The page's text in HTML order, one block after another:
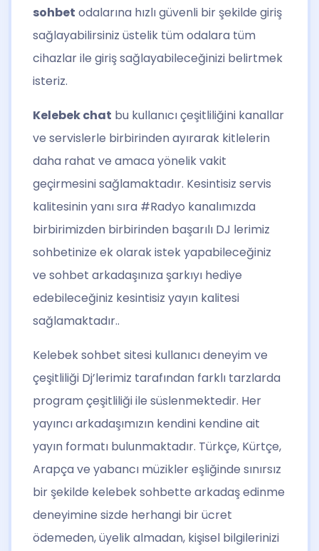
sohbet odalarına hızlı güvenli bir şekilde giriş
sağlayabilirsiniz üstelik tüm odalara tüm
cihazlar ile giriş sağlayabileceğinizi belirtmek
isteriz.
Kelebek chat bu kullanıcı çeşitliliğini kanallar
ve servislerle birbirinden ayırarak kitlelerin
daha rahat ve amaca yönelik vakit
geçirmesini sağlamaktadır. Kesintisiz servis
kalitesinin yanı sıra #Radyo kanalımızda
birbirimizden birbirinden başarılı DJ lerimiz
sohbetinize ek olarak istek yapabileceğiniz
ve sohbet arkadaşınıza şarkıyı hediye
edebileceğiniz kesintisiz yayın kalitesi
sağlamaktadır..
Kelebek sohbet sitesi kullanıcı deneyim ve
çeşitliliği Dj’lerimiz tarafından farklı tarzlarda
program çeşitliliği ile süslenmektedir. Her
yayıncı arkadaşımızın kendini kendine ait
yayın formatı bulunmaktadır. Türkçe, Kürtçe,
Arapça ve yabancı müzikler eşliğinde sınırsız
bir şekilde kelebek sohbette arkadaş edinme
deneyimine sizde herhangi bir ücret
ödemeden, üyelik almadan, kişisel bilgilerinizi